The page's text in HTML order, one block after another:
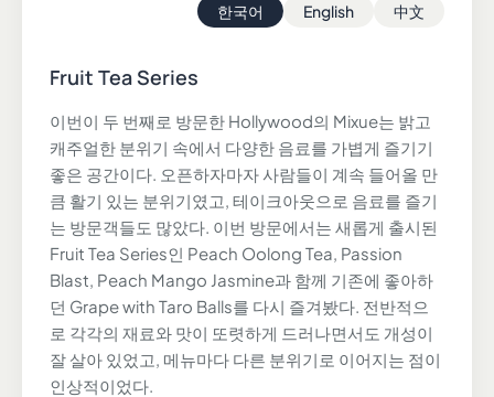
한국어 English 中文
Fruit Tea Series
이번이 두 번째로 방문한 Hollywood의 Mixue는 밝고
캐주얼한 분위기 속에서 다양한 음료를 가볍게 즐기기
좋은 공간이다. 오픈하자마자 사람들이 계속 들어올 만
큼 활기 있는 분위기였고, 테이크아웃으로 음료를 즐기
는 방문객들도 많았다. 이번 방문에서는 새롭게 출시된
Fruit Tea Series인 Peach Oolong Tea, Passion
Blast, Peach Mango Jasmine과 함께 기존에 좋아하
던 Grape with Taro Balls를 다시 즐겨봤다. 전반적으
로 각각의 재료와 맛이 또렷하게 드러나면서도 개성이
잘 살아 있었고, 메뉴마다 다른 분위기로 이어지는 점이
인상적이었다.